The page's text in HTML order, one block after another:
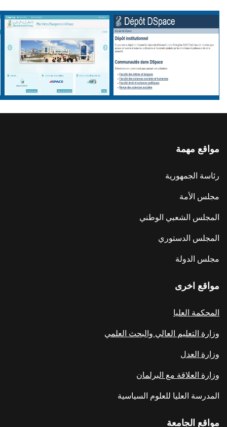
مواقع مهمة
رئاسة الجمهورية
مجلس الأمة
المجلس الشعبي الوطني
المجلس الدستوري
مجلس الدولة
مواقع اخرى
المحكمة العليا
وزارة التعليم العالي والبحث العلمي
وزارة العدل
وزارة العلاقة مع البرلمان
المدرسة العليا للعلوم السياسية
مواقع الجامعة